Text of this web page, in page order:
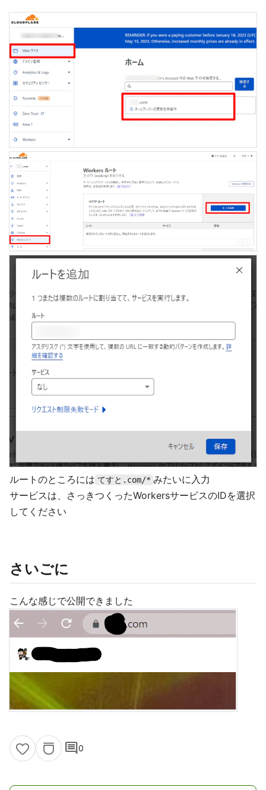
ルートのところには てすと.com/* みたいに入力
サービスは、さっきつくったWorkersサービスのIDを選択
してください
さいごに
こんな感じで公開できました
comment0